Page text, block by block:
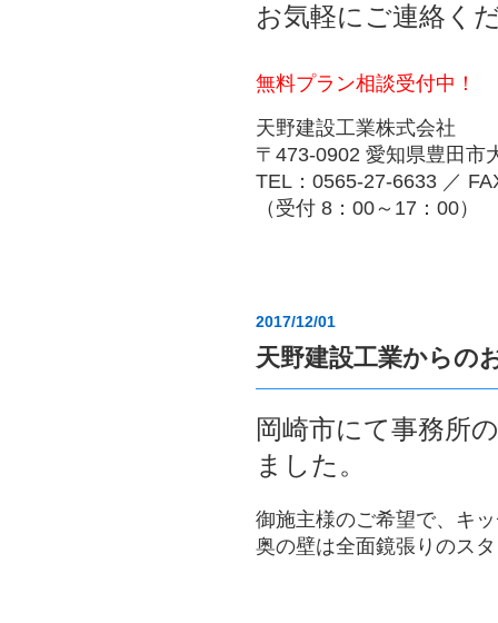
お気軽にご連絡く
無料プラン相談受付中！
天野建設工業株式会社
〒473-0902 愛知県豊田市
TEL：0565-27-6633 ／
（受付 8：00～17：00）
2017/12/01
天野建設工業からの
岡崎市にて事務所
ました。
御施主様のご希望で、キ
奥の壁は全面鏡張りのス